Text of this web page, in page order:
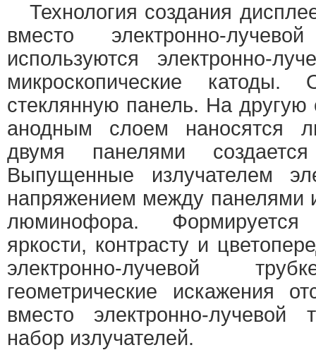
Технология создания
вместо электронно-
используются электронно-
микроскопические
стеклянную панель. На другую
анодным слоем наносятся
двумя панелями
Выпущенные излучателем
напряжением между панелями
люминофора.
яркости, контрасту и
электронно-лучевой
геометрические искажения
вместо электронно-лучевой
набор излучателей.